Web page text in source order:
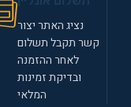
נציג האתר יצור
קשר תקבל תשלום
לאחר ההזמנה
ובדיקת זמינות
המלאי